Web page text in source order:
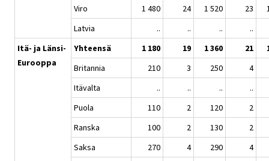
Viro
1 480 24 1 520 23
Latvia
.. .. ..
..
Itä- ja Länsi-
Eurooppa
Yhteensä 1 180 19 1 360 21
Britannia
210 3 250
4
Itävalta
.. .. ..
..
Puola
110 2 120
2
Ranska
100 2 130
2
Saksa
270 4 290
4